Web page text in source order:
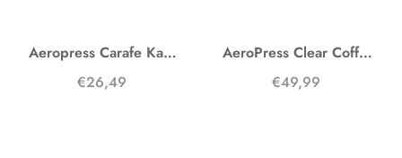
Aeropress Carafe Karaffe
€26,49
AeroPress Clear Coffee Maker
€49,99